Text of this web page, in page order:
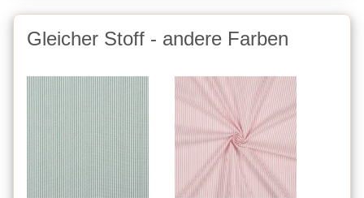
Gleicher Stoff - andere Farben